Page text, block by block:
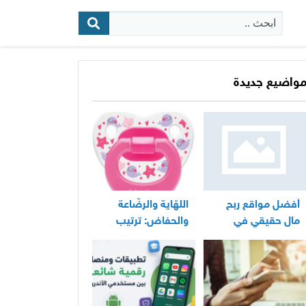
البحث:
مواضيع جديدة
أفضل مواقع ربح
مال حقيقي في
المغرب
اللهّاية والرضّاعة
والحفاض: ترتيب
عملي لأساسيات
العناية اليومية
بالرضيع